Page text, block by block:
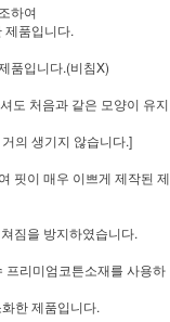
하여
제품입니다.
품입니다.(비침X)
도 처음과 같은 모양이 유지
의 생기지 않습니다.]
핏이 매우 이쁘게 제작된 제
짐을 방지하였습니다.
리미엄코튼소재를 사용하
한 제품입니다.